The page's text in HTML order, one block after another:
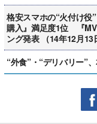
格安スマホの“火付け役
購入』満足度1位 『
ング発表 （14年12月13
“外食”・“デリバリー”